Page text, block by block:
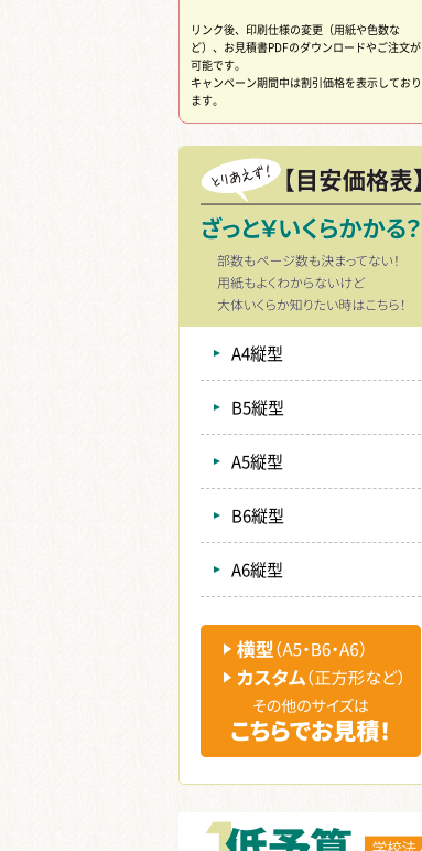
リンク後、印刷仕様の変更（用紙や色数な
ど）、 お見積書PDFのダウンロードやご注文が
可能です。
キャンペーン期間中は割引価格を表示しており
ます。
A4縦型
B5縦型
A5縦型
B6縦型
A6縦型